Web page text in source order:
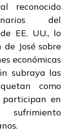
reconocido
del
EE. UU., lo
José sobre
económicas
subraya las
como
participan en